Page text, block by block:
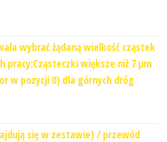
wybrać żądaną wielkość cząstek
pracy:Cząsteczki większe niż 7 μm
w pozycji 0) dla górnych dróg
się w zestawie) / przewód